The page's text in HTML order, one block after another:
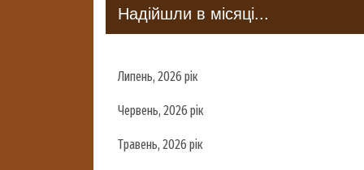
Надійшли в місяці...
Липень, 2026 рік
Червень, 2026 рік
Травень, 2026 рік